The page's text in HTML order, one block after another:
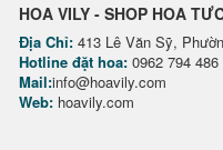
HOA VILY - SHOP HOA
Địa Chỉ: 413 Lê Văn Sỹ,
Hotline đặt hoa: 0962 794 486
Mail:info@hoavily.com
Web: hoavily.com